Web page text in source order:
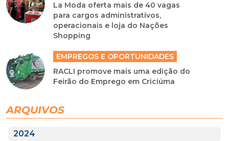
La Moda oferta mais de 40 vagas
para cargos administrativos,
operacionais e loja do Nações
Shopping
EMPREGOS E OPORTUNIDADES
RACLI promove mais uma edição do
Feirão do Emprego em Criciúma
ARQUIVOS
2024